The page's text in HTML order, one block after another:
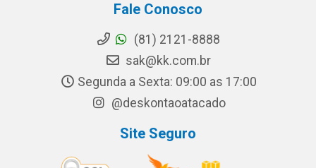
Fale Conosco
(81) 2121-8888
sak@kk.com.br
Segunda a Sexta: 09:00 as 17:00
@deskontaoatacado
Site Seguro